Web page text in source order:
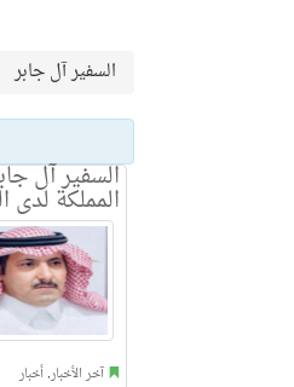
السفير آل جابر
السفير آل
المملكة لدى
آخر الأخبار,أخبار